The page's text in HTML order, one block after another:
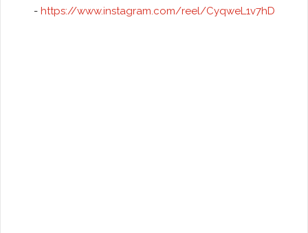
- https://www.instagram.com/reel/CyqweL1v7hD